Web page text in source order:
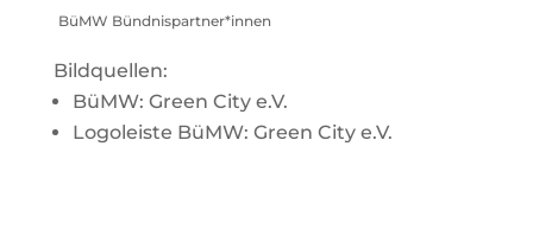
BüMW Bündnispartner*innen
Bildquellen:
BüMW: Green City e.V.
Logoleiste BüMW: Green City e.V.